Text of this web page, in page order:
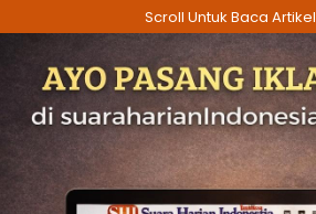
ke
Scroll Untuk Baca Artikel